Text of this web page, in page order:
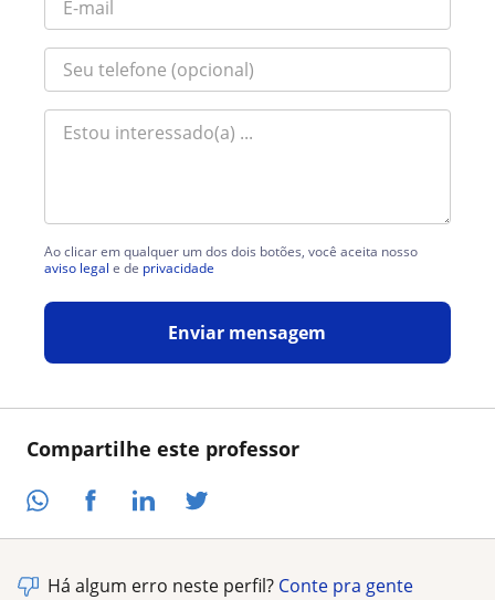
Compartilhe este professor
Ao clicar em qualquer um dos dois botões, você aceita nosso
aviso legal e de privacidade
Enviar mensagem
Há algum erro neste perfil? Conte pra gente